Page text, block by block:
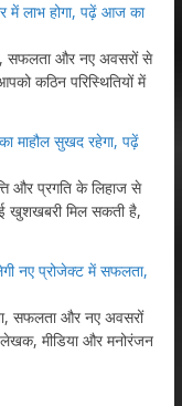
में लाभ होगा, पढ़ें आज का
सफलता और नए अवसरों से
कठिन परिस्थितियों में
माहौल सुखद रहेगा, पढ़ें
और प्रगति के लिहाज से
खुशखबरी मिल सकती है,
नए प्रोजेक्ट में सफलता,
सफलता और नए अवसरों
लेखक, मीडिया और मनोरंजन